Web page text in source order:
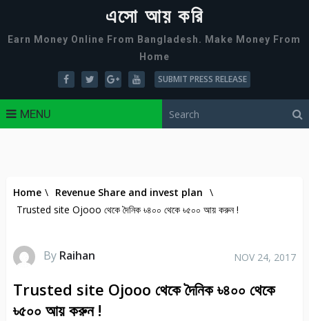
এসো আয় করি
Earn Money Online From Bangladesh. Make Money From
Home
SUBMIT PRESS RELEASE
MENU
Home \ Revenue Share and invest plan \
Trusted site Ojooo থেকে দৈনিক ৳৪০০ থেকে ৳৫০০ আয় করুন !
By Raihan NOV 24, 2017
Trusted site Ojooo থেকে দৈনিক ৳৪০০ থেকে
৳৫০০ আয় করুন !